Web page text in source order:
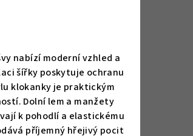
nabízí moderní vzhled a
šířky poskytuje ochranu
klokanky je praktickým
Dolní lem a manžety
k pohodlí a elastickému
příjemný hřejivý pocit